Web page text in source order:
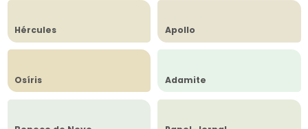
Hércules Apollo
Osíris Adamite